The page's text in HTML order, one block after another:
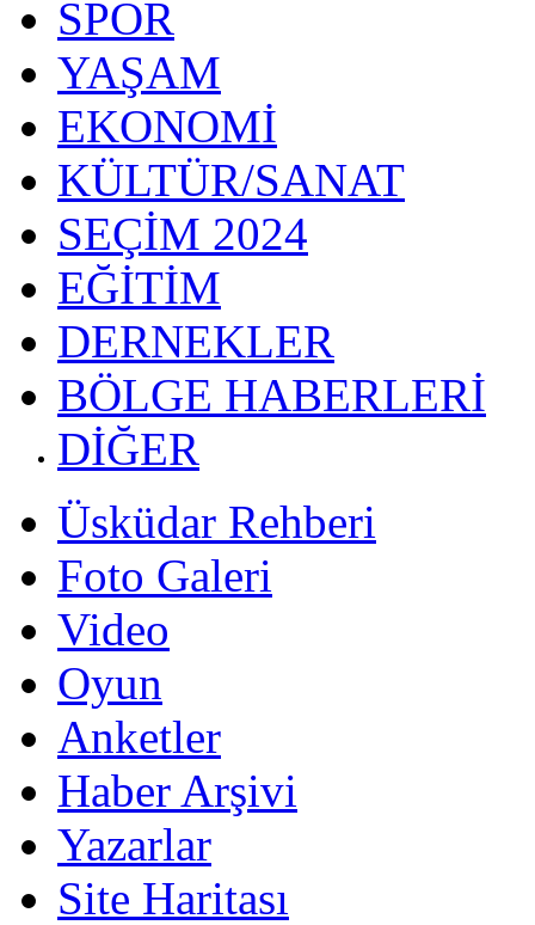
SPOR
YAŞAM
EKONOMİ
KÜLTÜR/SANAT
SEÇİM 2024
EĞİTİM
DERNEKLER
BÖLGE HABERLERİ
DİĞER
Üsküdar Rehberi
Foto Galeri
Video
Oyun
Anketler
Haber Arşivi
Yazarlar
Site Haritası